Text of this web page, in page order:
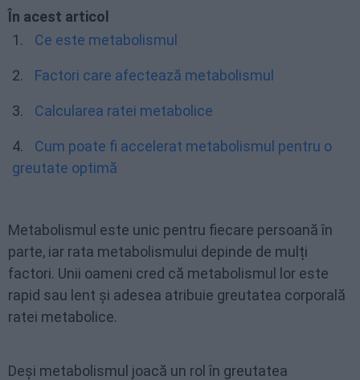
În acest articol
Ce este metabolismul
Factori care afectează metabolismul
Calcularea ratei metabolice
Cum poate fi accelerat metabolismul pentru o
greutate optimă
Metabolismul este unic pentru fiecare persoană în
parte, iar rata metabolismului depinde de mulți
factori. Unii oameni cred că metabolismul lor este
rapid sau lent și adesea atribuie greutatea corporală
ratei metabolice.
Deși metabolismul joacă un rol în greutatea